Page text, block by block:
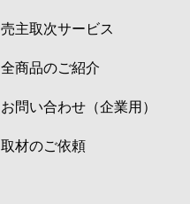
売主取次サービス
全商品のご紹介
お問い合わせ（企業用）
取材のご依頼